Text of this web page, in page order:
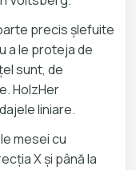
precis șlefuite
a le proteja de
sunt, de
HolzHer
liniare.
mesei cu
X și până la